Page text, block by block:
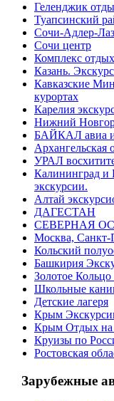
Геленджик
Туапсинский
Сочи-Адлер-
Сочи центр
Комплекс
Казань.
Кавказские
курортах
Карелия
Нижний
БАЙКАЛ авиа
Архангельская
УРАЛ
Калининград и
экскурсии.
Алтай
ДАГЕСТАН
СЕВЕРНАЯ
Москва, Санкт-
Кольский
Башкирия
Золотое Кольцо
Школьные
Детские лагеря
Крым
Крым Отдых на
Круизы по
Ростовская
Зарубежные